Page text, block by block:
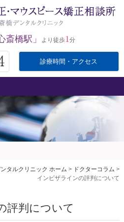
斎橋駅」 より徒歩1 分
診療時間・アクセス
ホーム
ザラインとは
アクセス
タルクリニック ホーム > ドクターコラム >
インビザラインの評判について
評判について